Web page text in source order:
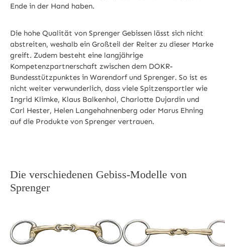
Ende in der Hand haben.
Die hohe Qualität von Sprenger Gebissen lässt sich nicht
abstreiten, weshalb ein Großteil der Reiter zu dieser Marke
greift. Zudem besteht eine langjährige
Kompetenzpartnerschaft zwischen dem DOKR-
Bundesstützpunktes in Warendorf und Sprenger. So ist es
nicht weiter verwunderlich, dass viele Spitzensportler wie
Ingrid Klimke, Klaus Balkenhol, Charlotte Dujardin und
Carl Hester, Helen Langehahnenberg oder Marus Ehning
auf die Produkte von Sprenger vertrauen.
Die verschiedenen Gebiss-Modelle von
Sprenger